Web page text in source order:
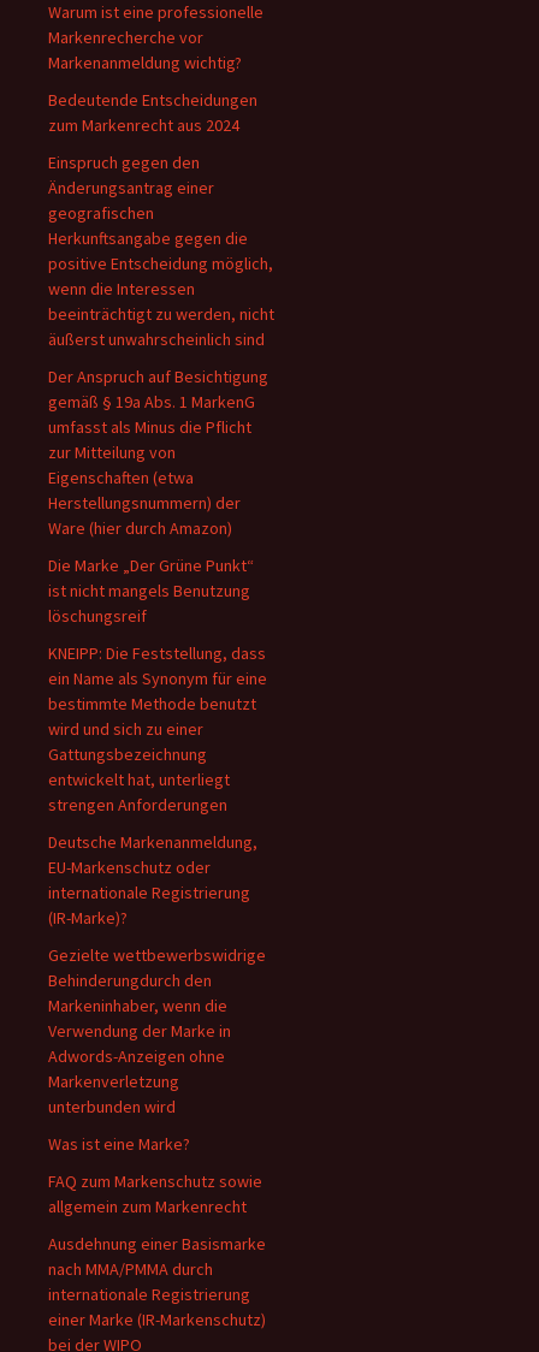
Warum ist eine professionelle
Markenrecherche vor
Markenanmeldung wichtig?
Bedeutende Entscheidungen
zum Markenrecht aus 2024
Einspruch gegen den
Änderungsantrag einer
geografischen
Herkunftsangabe gegen die
positive Entscheidung möglich,
wenn die Interessen
beeinträchtigt zu werden, nicht
äußerst unwahrscheinlich sind
Der Anspruch auf Besichtigung
gemäß § 19a Abs. 1 MarkenG
umfasst als Minus die Pflicht
zur Mitteilung von
Eigenschaften (etwa
Herstellungsnummern) der
Ware (hier durch Amazon)
Die Marke „Der Grüne Punkt“
ist nicht mangels Benutzung
löschungsreif
KNEIPP: Die Feststellung, dass
ein Name als Synonym für eine
bestimmte Methode benutzt
wird und sich zu einer
Gattungsbezeichnung
entwickelt hat, unterliegt
strengen Anforderungen
Deutsche Markenanmeldung,
EU-Markenschutz oder
internationale Registrierung
(IR-Marke)?
Gezielte wettbewerbswidrige
Behinderungdurch den
Markeninhaber, wenn die
Verwendung der Marke in
Adwords-Anzeigen ohne
Markenverletzung
unterbunden wird
Was ist eine Marke?
FAQ zum Markenschutz sowie
allgemein zum Markenrecht
Ausdehnung einer Basismarke
nach MMA/PMMA durch
internationale Registrierung
einer Marke (IR-Markenschutz)
bei der WIPO